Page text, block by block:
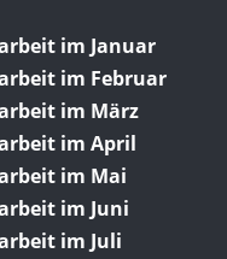
im Januar
im Februar
im März
im April
im Mai
im Juni
im Juli